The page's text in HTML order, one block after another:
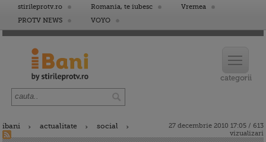
stirileprotv.ro Romania, te iubesc
Vremea
PROTV NEWS
VOYO
ibani actualitate social
27 decembrie 2010 17:05 / 613
vizualizari